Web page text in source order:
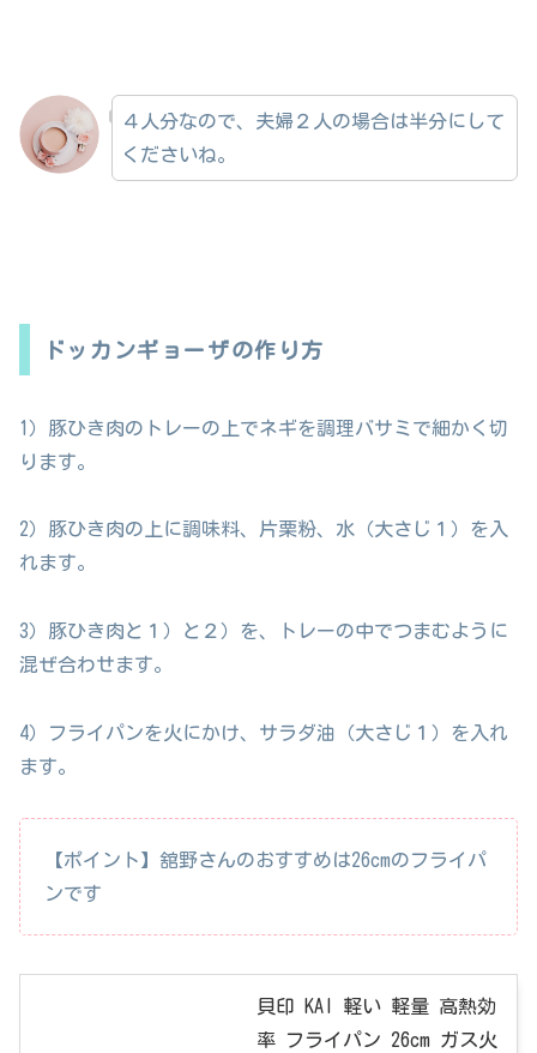
４人分なので、夫婦２人の場合は半分にして
くださいね。
ドッカンギョーザの作り方
1）豚ひき肉のトレーの上でネギを調理バサミで細かく切
ります。
2）豚ひき肉の上に調味料、片栗粉、水（大さじ１）を入
れます。
3）豚ひき肉と１）と２）を、トレーの中でつまむように
混ぜ合わせます。
4）フライパンを火にかけ、サラダ油（大さじ１）を入れ
ます。
【ポイント】舘野さんのおすすめは26cmのフライパ
ンです
貝印 KAI 軽い 軽量 高熱効
率 フライパン 26cm ガス火